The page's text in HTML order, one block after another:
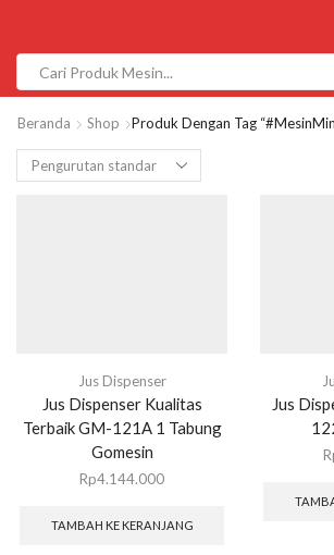
Beranda Shop Produk Dengan Tag
Jus Dispenser
Jus Dispenser Kualitas
Terbaik GM-121A 1 Tabung
Gomesin
Rp4.144.000
TAMBAH KE KERANJANG
Jus